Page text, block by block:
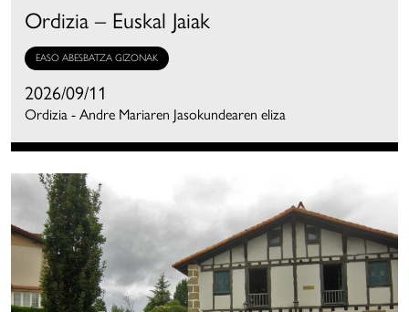
Ordizia – Euskal Jaiak
EASO ABESBATZA GIZONAK
2026/09/11
Ordizia - Andre Mariaren Jasokundearen eliza